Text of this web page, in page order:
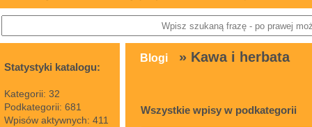
Statystyki katalogu:
Kategorii: 32
Podkategorii: 681
Wpisów aktywnych: 411
Blogi » Kawa i herbata
Wszystkie wpisy w podkategorii